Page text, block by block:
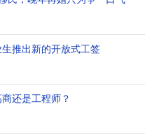
推出新的开放式工签
还是工程师？